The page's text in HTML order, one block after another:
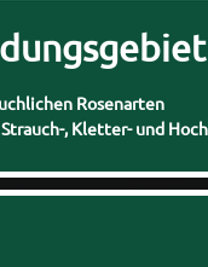
Rosenarten
Strauch-, Kletter- und